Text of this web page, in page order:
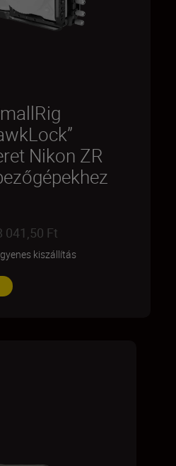
Nikon ZR
041,50 Ft
kiszállítás